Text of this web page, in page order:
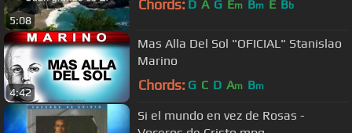
5:08
Chords: D A G Em Bm E Bb
4:42
Mas Alla Del Sol "OFICIAL" Stanislao
Marino
Chords: G C D Am Bm
Si el mundo en vez de Rosas -